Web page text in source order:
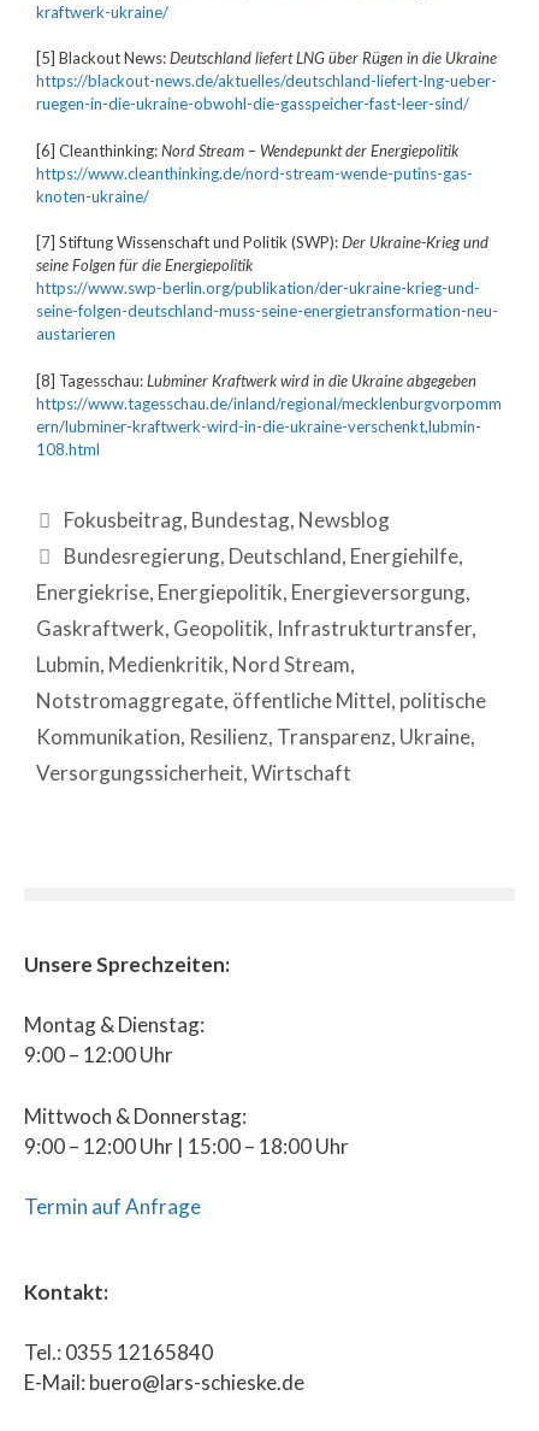
kraftwerk-ukraine/
[5] Blackout News:Deutschland liefert LNG über Rügen in die Ukraine
https://blackout-news.de/aktuelles/deutschland-liefert-lng-ueber-
ruegen-in-die-ukraine-obwohl-die-gasspeicher-fast-leer-sind/
[6] Cleanthinking:Nord Stream – Wendepunkt der Energiepolitik
https://www.cleanthinking.de/nord-stream-wende-putins-gas-
knoten-ukraine/
[7] Stiftung Wissenschaft und Politik (SWP):Der Ukraine-Krieg und
seine Folgen für die Energiepolitik
https://www.swp-berlin.org/publikation/der-ukraine-krieg-und-
seine-folgen-deutschland-muss-seine-energietransformation-neu-
austarieren
[8] Tagesschau:Lubminer Kraftwerk wird in die Ukraine abgegeben
https://www.tagesschau.de/inland/regional/mecklenburgvorpomm
ern/lubminer-kraftwerk-wird-in-die-ukraine-verschenkt,lubmin-
108.html
Fokusbeitrag, Bundestag, Newsblog
Bundesregierung, Deutschland, Energiehilfe,
Energiekrise, Energiepolitik, Energieversorgung,
Gaskraftwerk, Geopolitik, Infrastrukturtransfer,
Lubmin, Medienkritik, Nord Stream,
Notstromaggregate, öffentliche Mittel, politische
Kommunikation, Resilienz, Transparenz, Ukraine,
Versorgungssicherheit,Wirtschaft
Unsere Sprechzeiten:
Montag & Dienstag:
9:00 – 12:00 Uhr
Mittwoch & Donnerstag:
9:00 – 12:00 Uhr | 15:00 – 18:00 Uhr
Termin auf Anfrage
Kontakt:
Tel.: 0355 12165840
E-Mail: buero@lars-schieske.de